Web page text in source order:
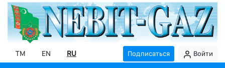
TM EN RU Подписаться Войти